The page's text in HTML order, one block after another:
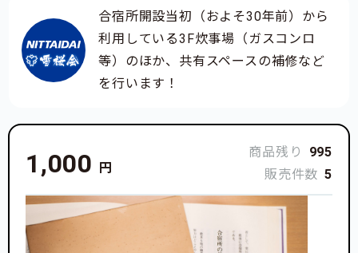
合宿所開設当初（およそ30年前）から
利用している3F炊事場（ガスコンロ
等）のほか、共有スペースの補修など
を行います！
1,000 円
商品残り
995
販売件数 5